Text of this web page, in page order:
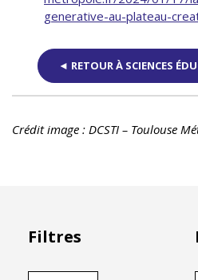
generative-au-plateau-
◄ RETOUR À SCIENCES
Crédit image : DCSTI – Toulouse
Filtres